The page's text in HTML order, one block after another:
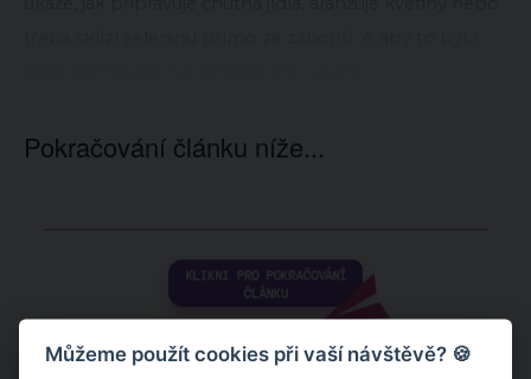
Pokračování článku níže...
Můžeme použít cookies při vaší návštěvě? 🍪